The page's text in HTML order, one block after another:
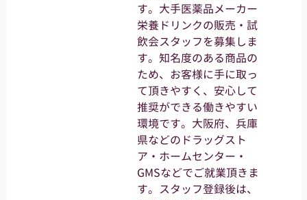
す。大手医薬品メーカー
栄養ドリンクの販売・試
飲会スタッフを募集しま
す。知名度のある商品の
ため、お客様に手に取っ
て頂きやすく、安心して
推奨ができる働きやすい
環境です。大阪府、兵庫
県などのドラッグスト
ア・ホームセンター・
GMSなどでご就業頂きま
す。スタッフ登録後は、